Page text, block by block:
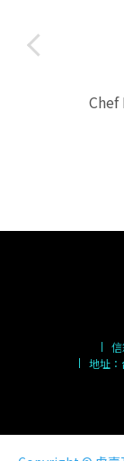
Chef
信
地址